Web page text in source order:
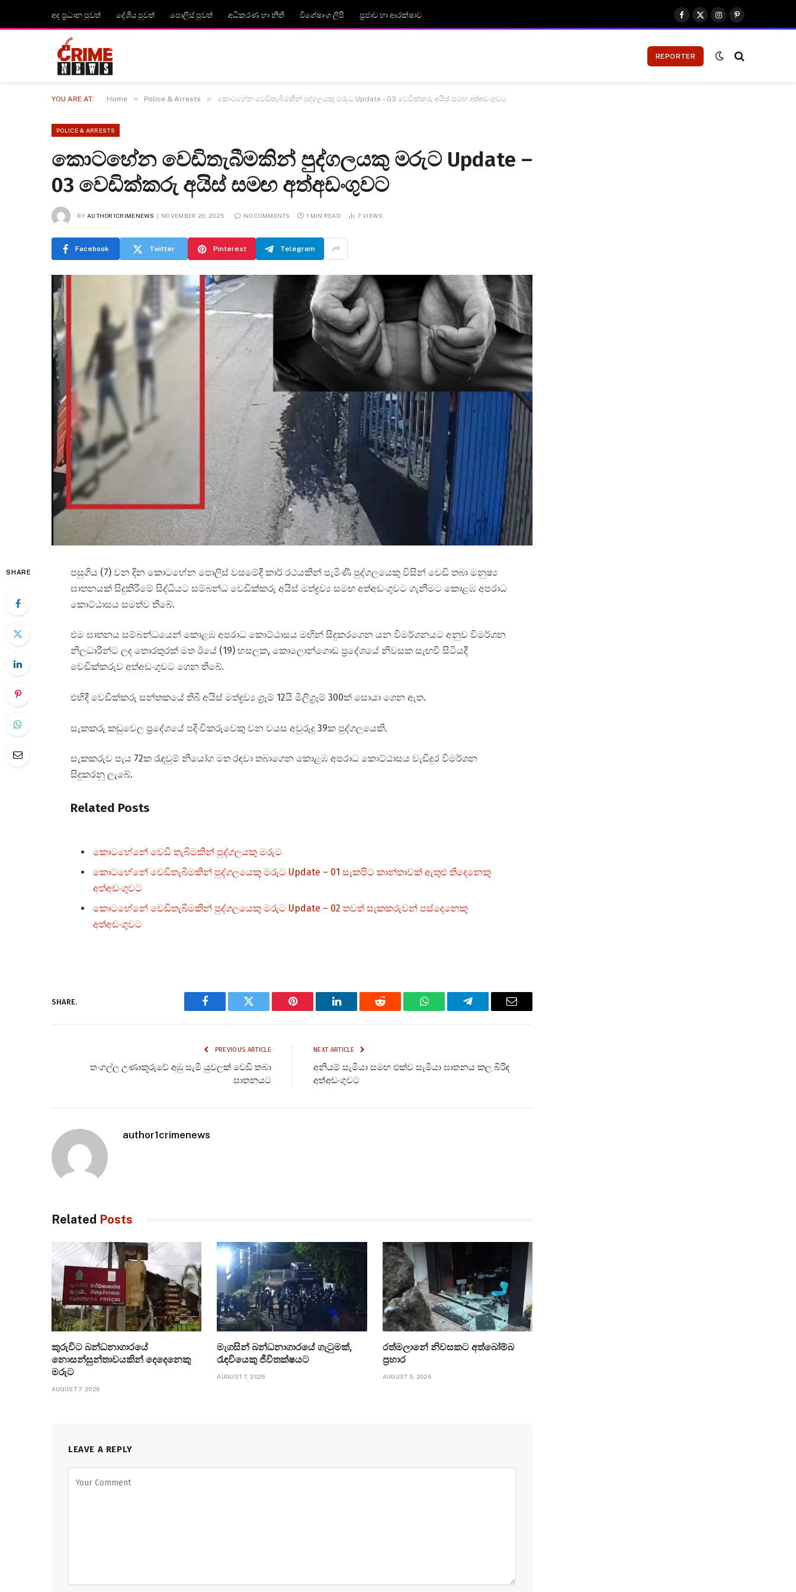
අද ප්‍රධාන පුවත් දේශීය පුවත් පොලිස් පුවත් අධිකරණ හා නීති විශේෂාංග ලිපි ප්‍රජාව හා ආරක්ෂාව
Facebook
X
(Twitter)
InstagramPinterest
REPORTER
YOU ARE AT: Home » Police & Arrests » කොටහේන වෙඩිතැබීමකින් පුද්ගලයකු මරුට Update – 03 වෙඩික්කරු අයිස් සමඟ අත්අඩංගුවට
POLICE & ARRESTS
කොටහේන වෙඩිතැබීමකින් පුද්ගලයකු මරුට Update –
03 වෙඩික්කරු අයිස් සමඟ අත්අඩංගුවට
BY AUTHOR1CRIMENEWS NOVEMBER 20, 2025 NO COMMENTS 1 MIN READ 7VIEWS
Facebook Twitter Pinterest Telegram
SHARE
පසුගිය (7) වන දින කොටහේන පොලිස් වසමේදී කාර් රථයකින් පැමිණි පුද්ගලයෙකු විසින් වෙඩි තබා මනුෂ්‍ය
ඝාතනයක් සිදුකිරීමේ සිද්ධියට සම්බන්ධ වෙඩික්කරු අයිස් මත්ද්‍රව්‍ය සමඟ අත්අඩංගුවට ගැනීමට කොළඹ අපරාධ
කොට්ඨාසය සමත්ව තිබේ.
එම ඝාතනය සම්බන්ධයෙන් කොළඹ අපරාධ කොට්ඨාසය මඟින් සිදුකරගෙන යන විමර්ශනයට අනුව විමර්ශන
නිලධාරීන්ට ලද තොරතුරක් මත ඊයේ (19) හසලක, කොලොන්ගොඩ ප්‍රදේශයේ නිවසක සැඟවී සිටියදී
වෙඩික්කරුව අත්අඩංගුවට ගෙන තිබේ.
එහිදී වෙඩික්කරු සන්තකයේ තිබී අයිස් මත්ද්‍රව්‍ය ග්‍රෑම් 12යි මිලිග්‍රෑම් 300ක් සොයා ගෙන ඇත.
සැකකරු කඩුවෙල ප්‍රදේශයේ පදිංචිකරුවෙකු වන වයස අවුරුදු 39ක පුද්ගලයෙකි.
සැකකරුව පැය 72ක රැඳවුම් නියෝග මත රඳවා තබාගෙන කොළඹ අපරාධ කොට්ඨාසය වැඩිදුර විමර්ශන
සිදුකරනු ලැබේ.
Related Posts
කොටහේනේ වෙඩි තැබීමකින් පුද්ගලයකු මරුට
කොටහේනේ වෙඩිතැබීමකින් පුද්ගලයෙකු මරුට Update – 01 සැකපිට කාන්තාවක් ඇතුළු තිදෙනෙකු
අත්අඩංගුවට
කොටහේනේ වෙඩිතැබීමකින් පුද්ගලයෙකු මරුට Update – 02 තවත් සැකකරුවන් පස්දෙනෙකු
අත්අඩංගුවට
SHARE.
Facebook Twitter Pinterest LinkedIn Reddit WhatsAppTelegram Email
PREVIOUS ARTICLE
තංගල්ල උණාකූරුවේ අඹු සැමි යුවලක් වෙඩි තබා
ඝාතනයට
NEXT ARTICLE
අනියම් සැමියා සමඟ එක්ව සැමියා ඝාතනය කල බිරිඳ
අත්අඩංගුවට
author1crimenews
Related Posts
කුරුවිට බන්ධනාගාරයේ
නොසන්සුන්තාවයකින් දෙදෙනෙකු
මරුට
AUGUST 7, 2026
මැගසින් බන්ධනාගාරයේ ගැටුමක්,
රැඳවියෙකු ජීවිතක්ෂයට
AUGUST 7, 2026
රත්මලානේ නිවසකට අත්බෝම්බ
ප්‍රහාර
AUGUST 5, 2026
LEAVE A REPLY